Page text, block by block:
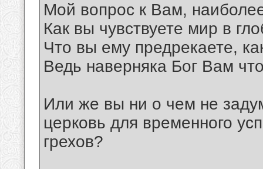
Мой вопрос к Вам,
Как вы чувствуете мир в
Что вы ему предрекаете,
Ведь наверняка Бог Вам
Или же вы ни о чем не
церковь для временного
грехов?